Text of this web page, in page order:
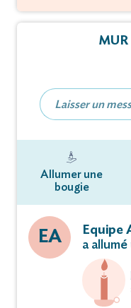
MUR
Allumer une
bougie
EA
Equipe
a